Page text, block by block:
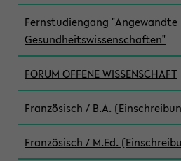
Fernstudiengang "Angewandte
Gesundheitswissenschaften"
FORUM OFFENE WISSENSCHAFT
Französisch / B.A.
Französisch / M.Ed.